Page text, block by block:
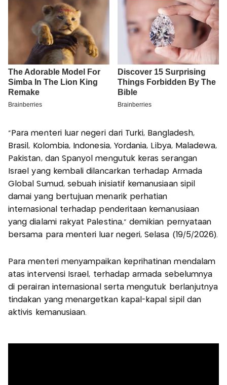
“Para menteri luar negeri dari Turki, Bangladesh,
Brasil, Kolombia, Indonesia, Yordania, Libya, Maladewa,
Pakistan, dan Spanyol mengutuk keras serangan
Israel yang kembali dilancarkan terhadap Armada
Global Sumud, sebuah inisiatif kemanusiaan sipil
damai yang bertujuan menarik perhatian
internasional terhadap penderitaan kemanusiaan
yang dialami rakyat Palestina,” demikian pernyataan
bersama para menteri luar negeri, Selasa (19/5/2026).
Para menteri menyampaikan keprihatinan mendalam
atas intervensi Israel, terhadap armada sebelumnya
di perairan internasional serta mengutuk berlanjutnya
tindakan yang menargetkan kapal-kapal sipil dan
aktivis kemanusiaan.